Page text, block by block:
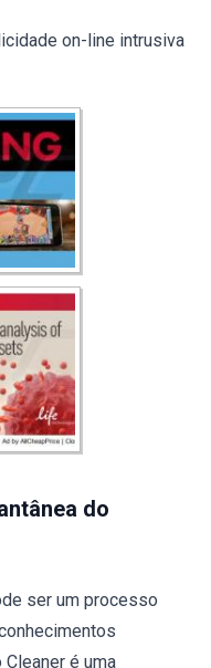
on-line intrusiva
do
ser um processo
é uma